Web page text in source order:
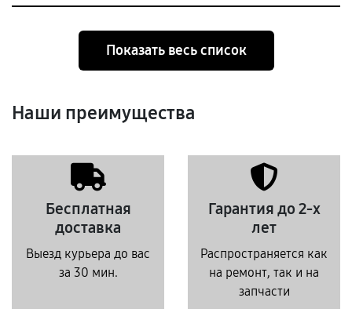
Показать весь список
Наши преимущества
Бесплатная
доставка
Выезд курьера до вас
за 30 мин.
Гарантия до 2-х
лет
Распространяется как
на ремонт, так и на
запчасти